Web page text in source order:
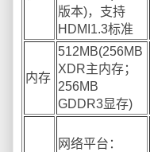
版本)，支持
HDMI1.3标准
内存
512MB(256MB
XDR主内存；
256MB
GDDR3显存)
网络平台：